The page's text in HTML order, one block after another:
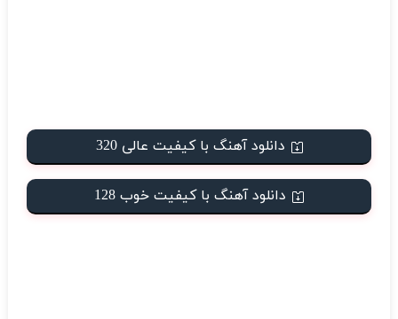
دانلود آهنگ با کیفیت عالی 320
دانلود آهنگ با کیفیت خوب 128